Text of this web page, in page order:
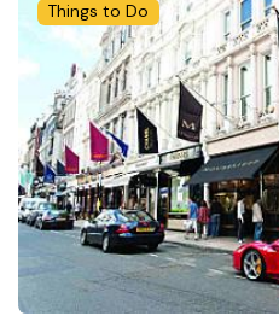
Things to Do